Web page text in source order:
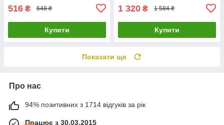
516 ₴ 648 ₴
Купити
1 320 ₴ 1 584 ₴
Купити
Показати ще
Про нас
94% позитивних з 1714 відгуків за рік
Працює з 30.03.2015